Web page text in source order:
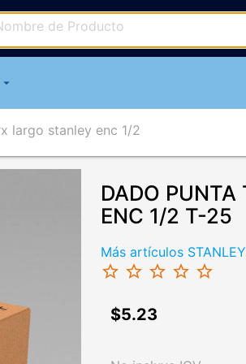
arrow_drop_down
largo stanley enc 1/2
DADO PUNTA
ENC 1/2 T-25
Más artículos STANLEY
star_border star_border star_border star_border star_border
$5.23